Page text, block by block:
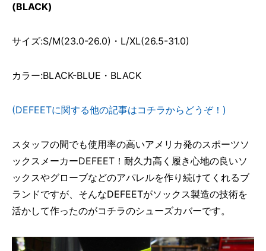
(BLACK)
サイズ:S/M(23.0-26.0)・L/XL(26.5-31.0)
カラー:BLACK-BLUE・BLACK
(DEFEETに関する他の記事はコチラからどうぞ！)
スタッフの間でも使用率の高いアメリカ発のスポーツソ
ックスメーカーDEFEET！耐久力高く履き心地の良いソ
ックスやグローブなどのアパレルを作り続けてくれるブ
ランドですが、そんなDEFEETがソックス製造の技術を
活かして作ったのがコチラのシューズカバーです。